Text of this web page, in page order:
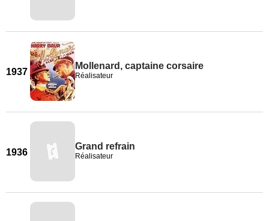
1937
Mollenard, captaine corsaire
Réalisateur
1936
Grand refrain
Réalisateur